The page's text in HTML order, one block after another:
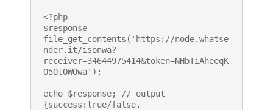
<?php
$response =
file_get_contents('https://node.whatse
nder.it/isonwa?
receiver=34644975414&token=NHbTiAheeqK
O5OtOWOwa');
echo $response; // output
{success:true/false,